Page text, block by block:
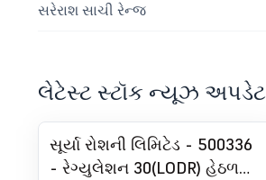
સરેરાશ સાચી રેન્જ
લેટેસ્ટ સ્ટૉક ન્યૂઝ અપડેટ
સૂર્યા રોશની લિમિટેડ - 500336
- રેગ્યુલેશન 30(LODR) હેઠળ